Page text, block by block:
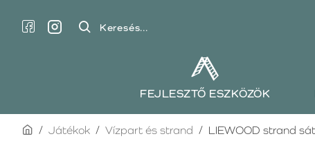
Keresés...
FEJLESZTŐ ESZKÖZÖK
homeJátékok Vízpart és strand LIEWOOD strand